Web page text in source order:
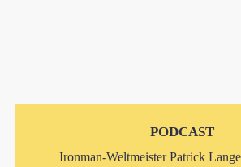
PODCAST
Ironman-Weltmeister Patrick